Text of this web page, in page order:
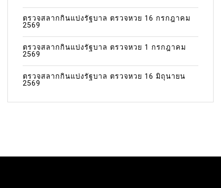
ตรวจสลากกินแบ่งรัฐบาล ตรวจหวย 16 กรกฎาคม
2569
ตรวจสลากกินแบ่งรัฐบาล ตรวจหวย 1 กรกฎาคม
2569
ตรวจสลากกินแบ่งรัฐบาล ตรวจหวย 16 มิถุนายน
2569